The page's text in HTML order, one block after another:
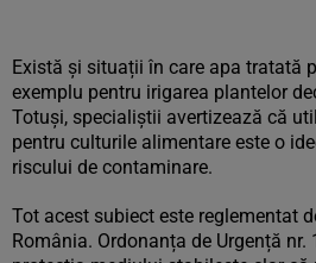
Există și situații în care apa tratată
exemplu pentru irigarea plantelor
Totuși, specialiștii avertizează că
pentru culturile alimentare este o
riscului de contaminare.
Tot acest subiect este reglementat
România. Ordonanța de Urgență